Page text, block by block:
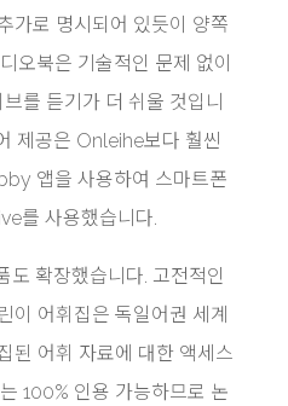
가로 명시되어 있듯이 양쪽
오북은 기술적인 문제 없이
를 듣기가 더 쉬울 것입니
제공은 Onleihe보다 훨씬
앱을 사용하여 스마트폰
를 사용했습니다.
확장했습니다. 고전적인
이 어휘집은 독일어권 세계
된 어휘 자료에 대한 액세스
100% 인용 가능하므로 논